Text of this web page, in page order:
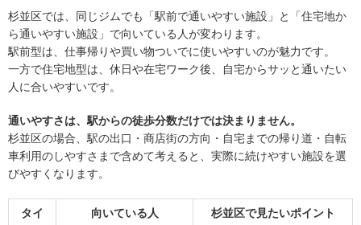
杉並区では、同じジムでも「駅前で通いやすい施設」と「住宅地か
ら通いやすい施設」で向いている人が変わります。
駅前型は、仕事帰りや買い物ついでに使いやすいのが魅力です。
一方で住宅地型は、休日や在宅ワーク後、自宅からサッと通いたい
人に合いやすいです。
通いやすさは、駅からの徒歩分数だけでは決まりません。
杉並区の場合、駅の出口・商店街の方向・自宅までの帰り道・自転
車利用のしやすさまで含めて考えると、実際に続けやすい施設を選
びやすくなります。
タイ
向いている人 杉並区で見たいポイント